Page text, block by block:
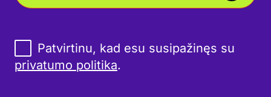
Patvirtinu, kad esu susipažinęs su
privatumo politika.